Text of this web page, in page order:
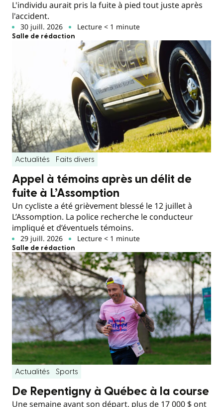
L'individu aurait pris la fuite à pied tout juste après
l'accident.
30 juill. 2026 Lecture < 1 minute
Salle de rédaction
Actualités Faits divers
Appel à témoins après un délit de
fuite à L’Assomption
Un cycliste a été grièvement blessé le 12 juillet à
L’Assomption. La police recherche le conducteur
impliqué et d’éventuels témoins.
29 juill. 2026 Lecture < 1 minute
Salle de rédaction
Actualités Sports
De Repentigny à Québec à la course
Une semaine avant son départ, plus de 17 000 $ ont